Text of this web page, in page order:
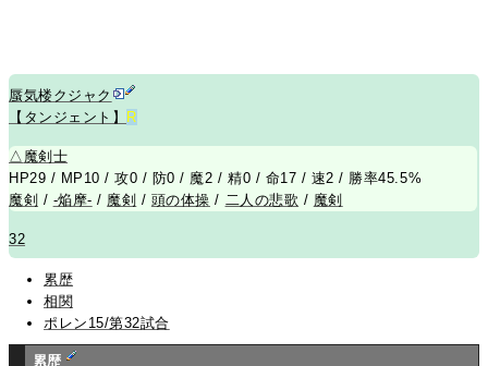
蜃気楼クジャク
【タンジェント】
R
△ 魔剣士
HP29 / MP10 / 攻0 / 防0 / 魔2 / 精0 / 命17 / 速2 / 勝率45.5%
魔剣 / -焔摩- / 魔剣 / 頭の体操 / 二人の悲歌 / 魔剣
32
累歴
相関
ポレン15/第32試合
累歴